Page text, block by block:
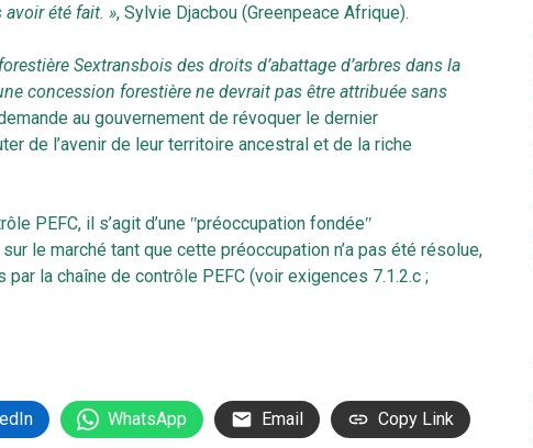
été fait. », Sylvie Djacbou (Greenpeace Afrique).
Sextransbois des droits d’abattage d’arbres dans la
concession forestière ne devrait pas être attribuée sans
au gouvernement de révoquer le dernier
de l’avenir de leur territoire ancestral et de la riche
PEFC, il s’agit d’une ʺpréoccupation fondéeʺ
le marché tant que cette préoccupation n’a pas été résolue,
la chaîne de contrôle PEFC (voir exigences 7.1.2.c ;
WhatsApp Email Copy Link